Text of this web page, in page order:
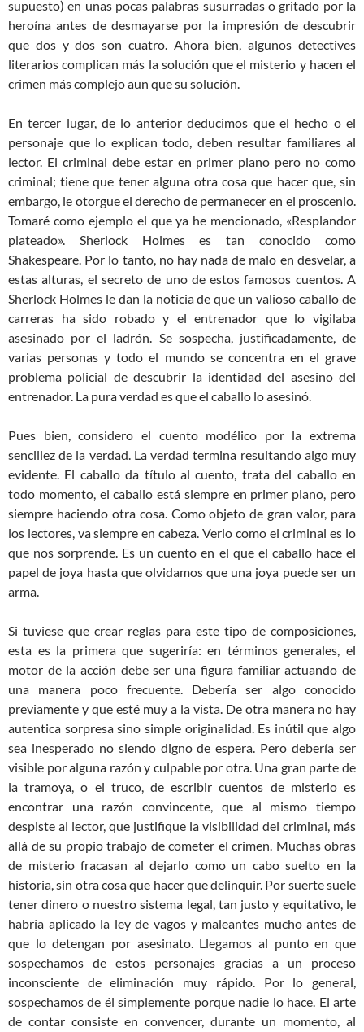
supuesto) en unas pocas palabras susurradas o gritado por la
heroína antes de desmayarse por la impresión de descubrir
que dos y dos son cuatro. Ahora bien, algunos detectives
literarios complican más la solución que el misterio y hacen el
crimen más complejo aun que su solución.
En tercer lugar, de lo anterior deducimos que el hecho o el
personaje que lo explican todo, deben resultar familiares al
lector. El criminal debe estar en primer plano pero no como
criminal; tiene que tener alguna otra cosa que hacer que, sin
embargo, le otorgue el derecho de permanecer en el proscenio.
Tomaré como ejemplo el que ya he mencionado, «Resplandor
plateado». Sherlock Holmes es tan conocido como
Shakespeare. Por lo tanto, no hay nada de malo en desvelar, a
estas alturas, el secreto de uno de estos famosos cuentos. A
Sherlock Holmes le dan la noticia de que un valioso caballo de
carreras ha sido robado y el entrenador que lo vigilaba
asesinado por el ladrón. Se sospecha, justificadamente, de
varias personas y todo el mundo se concentra en el grave
problema policial de descubrir la identidad del asesino del
entrenador. La pura verdad es que el caballo lo asesinó.
Pues bien, considero el cuento modélico por la extrema
sencillez de la verdad. La verdad termina resultando algo muy
evidente. El caballo da título al cuento, trata del caballo en
todo momento, el caballo está siempre en primer plano, pero
siempre haciendo otra cosa. Como objeto de gran valor, para
los lectores, va siempre en cabeza. Verlo como el criminal es lo
que nos sorprende. Es un cuento en el que el caballo hace el
papel de joya hasta que olvidamos que una joya puede ser un
arma.
Si tuviese que crear reglas para este tipo de composiciones,
esta es la primera que sugeriría: en términos generales, el
motor de la acción debe ser una figura familiar actuando de
una manera poco frecuente. Debería ser algo conocido
previamente y que esté muy a la vista. De otra manera no hay
autentica sorpresa sino simple originalidad. Es inútil que algo
sea inesperado no siendo digno de espera. Pero debería ser
visible por alguna razón y culpable por otra. Una gran parte de
la tramoya, o el truco, de escribir cuentos de misterio es
encontrar una razón convincente, que al mismo tiempo
despiste al lector, que justifique la visibilidad del criminal, más
allá de su propio trabajo de cometer el crimen. Muchas obras
de misterio fracasan al dejarlo como un cabo suelto en la
historia, sin otra cosa que hacer que delinquir. Por suerte suele
tener dinero o nuestro sistema legal, tan justo y equitativo, le
habría aplicado la ley de vagos y maleantes mucho antes de
que lo detengan por asesinato. Llegamos al punto en que
sospechamos de estos personajes gracias a un proceso
inconsciente de eliminación muy rápido. Por lo general,
sospechamos de él simplemente porque nadie lo hace. El arte
de contar consiste en convencer, durante un momento, al